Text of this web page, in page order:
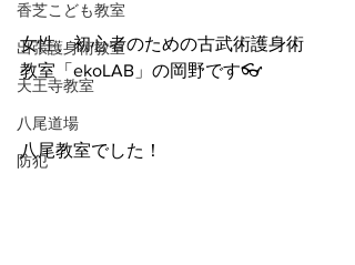
香芝こども教室
出張護身術教室
天王寺教室
八尾道場
防犯
女性、初心者のための古武術護身術
教室「ekoLAB」の岡野です👓
八尾教室でした！